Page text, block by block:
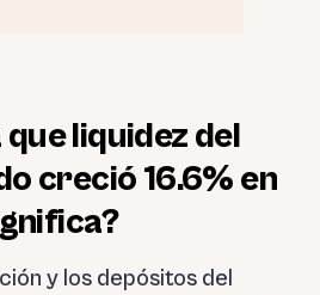
liquidez del
creció 16.6% en
y los depósitos del